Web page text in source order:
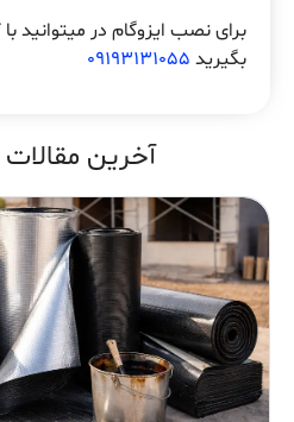
برای نصب ایزوگام در میتوانید
بگیرید 09193131055
آخرین